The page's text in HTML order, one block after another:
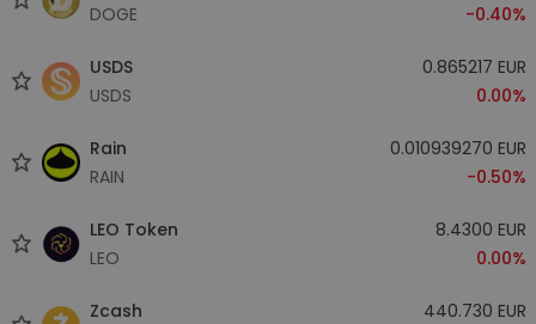
DOGE
-0.40%
USDS
USDS
0.865217 EUR
0.00%
Rain
RAIN
0.010939270 EUR
-0.50%
LEO Token
LEO
8.4300 EUR
0.00%
Zcash
440.730 EUR